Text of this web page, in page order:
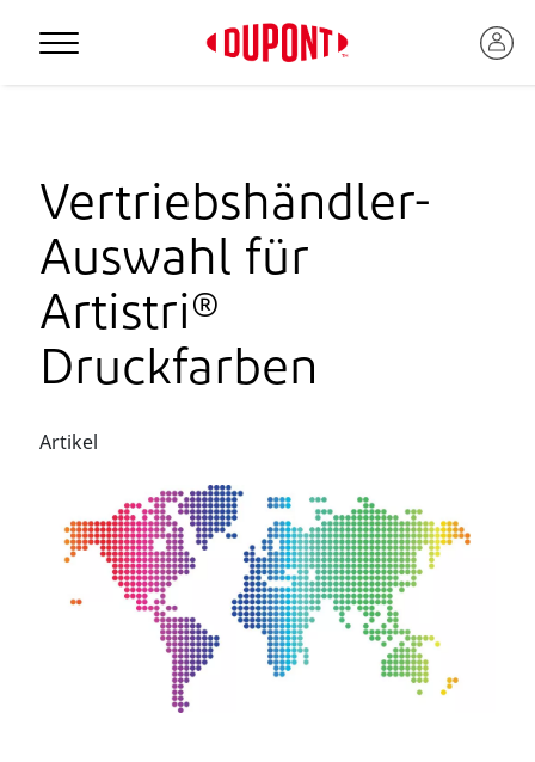
Vertriebshändler-
Auswahl für
Artistri®
Druckfarben
Artikel